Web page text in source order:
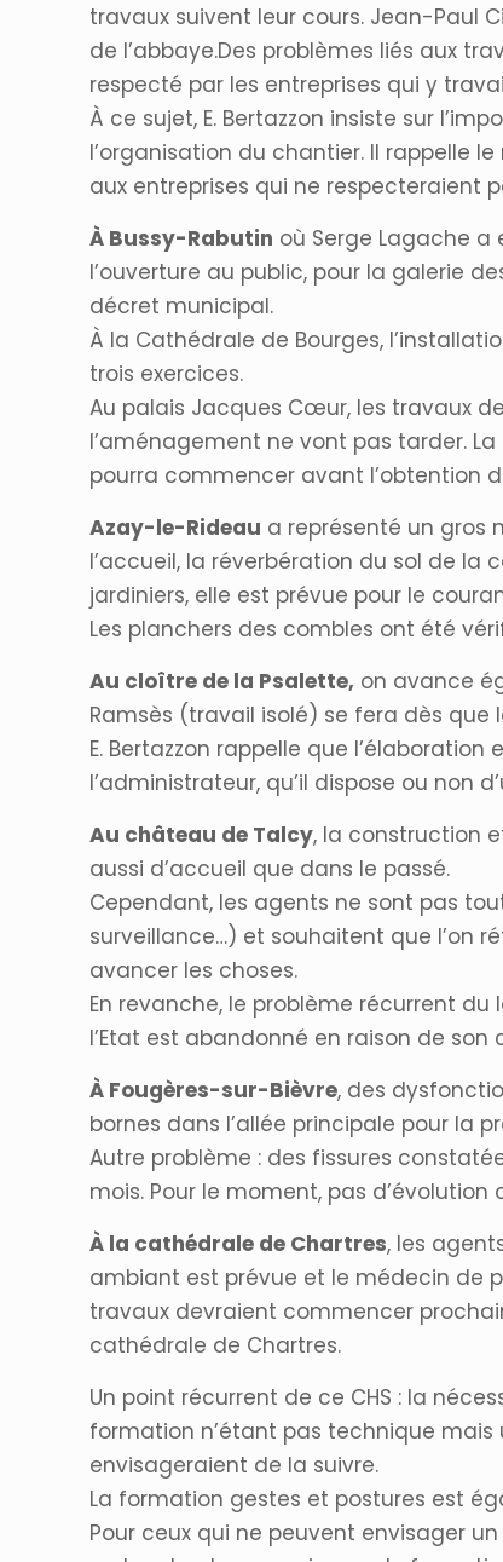
travaux suivent leur cours. Jean-Paul
de l’abbaye.Des problèmes liés aux
respecté par les entreprises qui y
À ce sujet, E. Bertazzon insiste sur
l’organisation du chantier. Il rappelle
aux entreprises qui ne respecteraient
À Bussy-Rabutin où Serge Lagache
l’ouverture au public, pour la galerie
décret municipal.
À la Cathédrale de Bourges,
trois exercices.
Au palais Jacques Cœur, les travaux
l’aménagement ne vont pas tarder.
pourra commencer avant l’obtention
Azay-le-Rideau a représenté un gros
l’accueil, la réverbération du sol de la
jardiniers, elle est prévue pour le
Les planchers des combles ont été
Au cloître de la Psalette, on avance
Ramsès (travail isolé) se fera dès
E. Bertazzon rappelle que
l’administrateur, qu’il dispose ou non
Au château de Talcy, la construction
aussi d’accueil que dans le passé.
Cependant, les agents ne sont pas
surveillance…) et souhaitent que l’on
avancer les choses.
En revanche, le problème récurrent
l’Etat est abandonné en raison de
À Fougères-sur-Bièvre, des
bornes dans l’allée principale pour la
Autre problème : des fissures
mois. Pour le moment, pas d’évolution
À la cathédrale de Chartres, les
ambiant est prévue et le médecin de
travaux devraient commencer
cathédrale de Chartres.
Un point récurrent de ce CHS : la
formation n’étant pas technique mais
envisageraient de la suivre.
La formation gestes et postures est
Pour ceux qui ne peuvent envisager